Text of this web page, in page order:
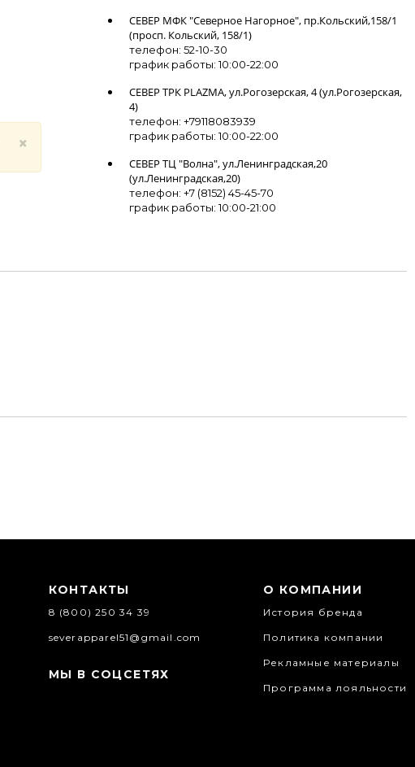
×
СЕВЕР МФК "Северное Нагорное", пр.Кольский,158/1
(просп. Кольский, 158/1)
телефон: 52-10-30
график работы: 10:00-22:00
СЕВЕР ТРК PLAZMA, ул.Рогозерская, 4 (ул.Рогозерская,
4)
телефон: +79118083939
график работы: 10:00-22:00
СЕВЕР ТЦ "Волна", ул.Ленинградская,20
(ул.Ленинградская,20)
телефон: +7 (8152) 45-45-70
график работы: 10:00-21:00
КОНТАКТЫ
8 (800) 250 34 39
severapparel51@gmail.com
МЫ В СОЦСЕТЯХ
О КОМПАНИИ
История бренда
Политика компании
Рекламные материалы
Программа лояльности